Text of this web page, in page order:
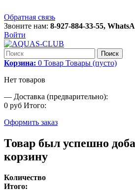
Обратная связь
Звоните нам: 8-927-884-33-55,
Войти
Поиск
Корзина: 0 Товар Товары (пусто)
Нет товаров
— Доставка (предварительно):
0 руб Итого:
Оформить заказ
Товар был успешно
корзину
Количество
Итого: